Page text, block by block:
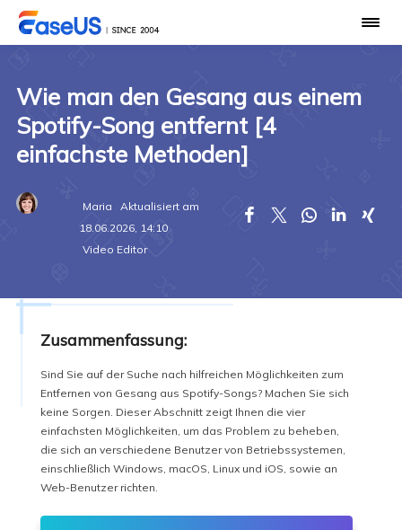
Wie man den Gesang aus einem
Spotify-Song entfernt [4
einfachste Methoden]
Maria
Aktualisiert am
18.06.2026, 14:10
Video Editor
    
Zusammenfassung:
Sind Sie auf der Suche nach hilfreichen Möglichkeiten zum
Entfernen von Gesang aus Spotify-Songs? Machen Sie sich
keine Sorgen. Dieser Abschnitt zeigt Ihnen die vier
einfachsten Möglichkeiten, um das Problem zu beheben,
die sich an verschiedene Benutzer von Betriebssystemen,
einschließlich Windows, macOS, Linux und iOS, sowie an
Web-Benutzer richten.